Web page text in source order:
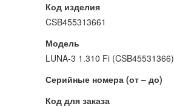
Код изделия
CSB455313661
Модель
LUNA-3 1.310 Fi (CSB45531366)
Серийные номера (от – до)
Код для заказа